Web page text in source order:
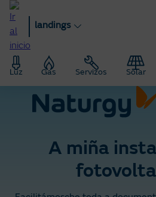
ao
contido
principal
landings
Luz Gas Servizos Solar
A miña